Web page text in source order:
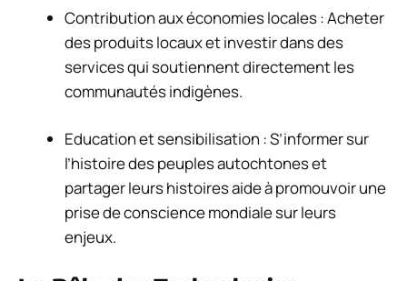
Contribution aux économies locales : Acheter
des produits locaux et investir dans des
services qui soutiennent directement les
communautés indigènes.
Education et sensibilisation : S’informer sur
l’histoire des peuples autochtones et
partager leurs histoires aide à promouvoir une
prise de conscience mondiale sur leurs
enjeux.